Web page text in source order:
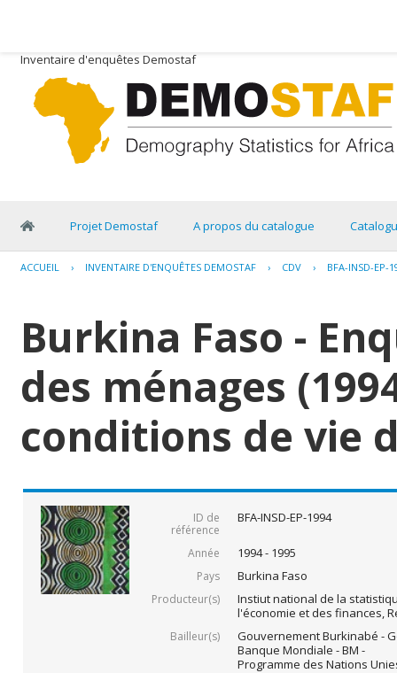
Inventaire d'enquêtes Demostaf
Projet Demostaf A propos du catalogue
ACCUEIL › INVENTAIRE D'ENQUÊTES DEMOSTAF › CDV › BFA-INSD-EP-
Burkina Faso -
des ménages
conditions de vie
ID de
référence
BFA-INSD-EP-1994
Année 1994 - 1995
Pays Burkina Faso
Producteur(s)
Instiut national de la
l'économie et des finances,
Bailleur(s)
Gouvernement Burkinabé -
Banque Mondiale - BM -
Programme des Nations